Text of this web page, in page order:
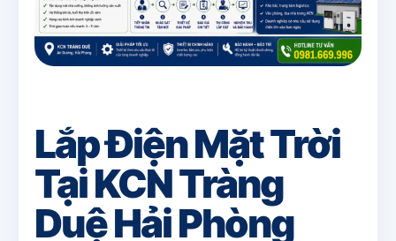
Lắp Điện Mặt Trời
Tại KCN Tràng
Duệ Hải Phòng